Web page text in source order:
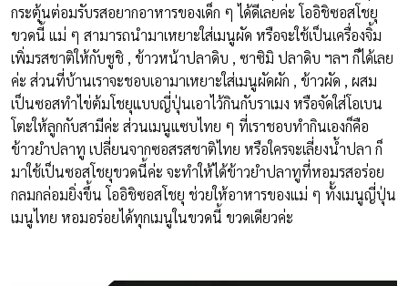
กระตุ้นต่อมรับรสอยากอาหารของเด็ก ๆ ได้ดีเลยค่ะ โออิชิซอสโชยุ
ขวดนี้ แม่ ๆ สามารถนำมาเหยาะใส่เมนูผัด หรือจะใช้เป็นเครื่องจิ้ม
เพิ่มรสชาติให้กับซูชิ , ข้าวหน้าปลาดิบ , ซาซิมิ ปลาดิบ ฯลฯ ก็ได้เลย
ค่ะ ส่วนที่บ้านเราจะชอบเอามาเหยาะใส่เมนูผัดผัก , ข้าวผัด , ผสม
เป็นซอสทำไข่ต้มโชยุแบบญี่ปุ่นเอาไว้กินกับราเมง หรือจัดใส่โอเบน
โตะให้ลูกกับสามีค่ะ ส่วนเมนูแซบไทย ๆ ที่เราชอบทำกินเองก็คือ
ข้าวยำปลาทู เปลี่ยนจากซอสรสชาติไทย หรือใครจะเลี่ยงน้ำปลา ก็
มาใช้เป็นซอสโชยุขวดนี้ค่ะ จะทำให้ได้ข้าวยำปลาทูที่หอมรสอร่อย
กลมกล่อมยิ่งขึ้น โออิชิซอสโชยุ ช่วยให้อาหารของแม่ ๆ ทั้งเมนูญี่ปุ่น
เมนูไทย หอมอร่อยได้ทุกเมนูในขวดนี้ ขวดเดียวค่ะ